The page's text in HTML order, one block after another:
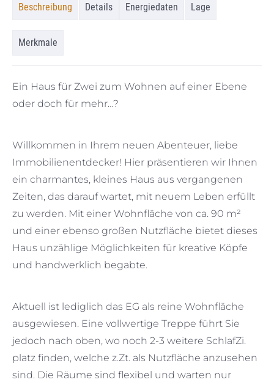
Beschreibung Details Energiedaten Lage
Merkmale
Ein Haus für Zwei zum Wohnen auf einer Ebene
oder doch für mehr…?
Willkommen in Ihrem neuen Abenteuer, liebe
Immobilienentdecker! Hier präsentieren wir Ihnen
ein charmantes, kleines Haus aus vergangenen
Zeiten, das darauf wartet, mit neuem Leben erfüllt
zu werden. Mit einer Wohnfläche von ca. 90 m²
und einer ebenso großen Nutzfläche bietet dieses
Haus unzählige Möglichkeiten für kreative Köpfe
und handwerklich begabte.
Aktuell ist lediglich das EG als reine Wohnfläche
ausgewiesen. Eine vollwertige Treppe führt Sie
jedoch nach oben, wo noch 2-3 weitere SchlafZi.
platz finden, welche z.Zt. als Nutzfläche anzusehen
sind. Die Räume sind flexibel und warten nur